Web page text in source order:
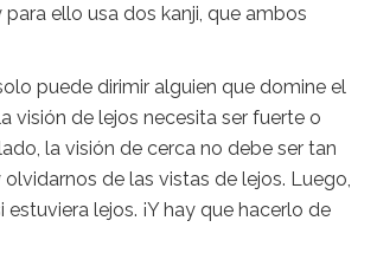
ello usa dos kanji, que ambos
puede dirimir alguien que domine el
visión de lejos necesita ser fuerte o
la visión de cerca no debe ser tan
de las vistas de lejos. Luego,
lejos. ¡Y hay que hacerlo de